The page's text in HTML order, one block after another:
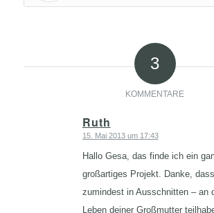
3
KOMMENTARE
Ruth
sagte:
15. Mai 2013 um 17:43
Hallo Gesa, das finde ich ein
großartiges Projekt. Danke,
zumindest in Ausschnitten – an
Leben deiner Großmutter